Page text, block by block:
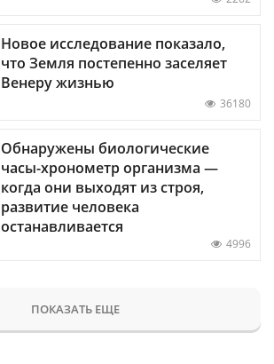
Новое исследование показало,
что Земля постепенно заселяет
Венеру жизнью
36180
Обнаружены биологические
часы-хронометр организма —
когда они выходят из строя,
развитие человека
останавливается
4996
ПОКАЗАТЬ ЕЩЕ